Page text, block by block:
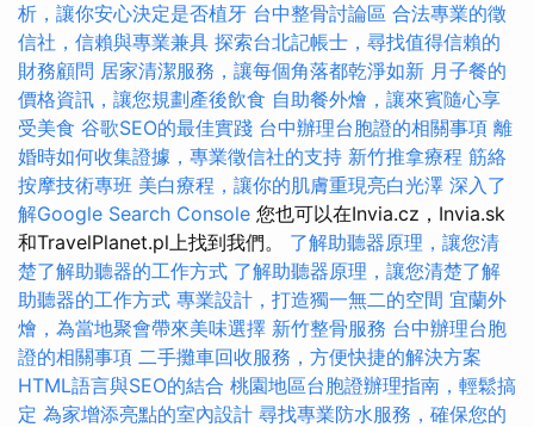
析，讓你安心決定是否植牙 台中整骨討論區 合法專業的徵
信社，信賴與專業兼具 探索台北記帳士，尋找值得信賴的
財務顧問 居家清潔服務，讓每個角落都乾淨如新 月子餐的
價格資訊，讓您規劃產後飲食 自助餐外燴，讓來賓隨心享
受美食 谷歌SEO的最佳實踐 台中辦理台胞證的相關事項 離
婚時如何收集證據，專業徵信社的支持 新竹推拿療程 筋絡
按摩技術專班 美白療程，讓你的肌膚重現亮白光澤 深入了
解Google Search Console 您也可以在Invia.cz，Invia.sk
和TravelPlanet.pl上找到我們。 了解助聽器原理，讓您清
楚了解助聽器的工作方式 了解助聽器原理，讓您清楚了解
助聽器的工作方式 專業設計，打造獨一無二的空間 宜蘭外
燴，為當地聚會帶來美味選擇 新竹整骨服務 台中辦理台胞
證的相關事項 二手攤車回收服務，方便快捷的解決方案
HTML語言與SEO的結合 桃園地區台胞證辦理指南，輕鬆搞
定 為家增添亮點的室內設計 尋找專業防水服務，確保您的